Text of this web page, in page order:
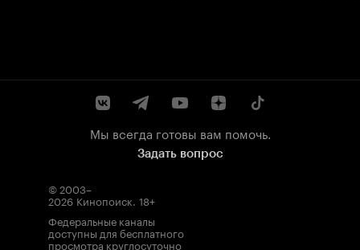
Мы всегда готовы вам помочь.
Задать вопрос
© 2003–
2026 Кинопоиск. 18+
Федеральные каналы
доступны для бесплатного
просмотра круглосуточно